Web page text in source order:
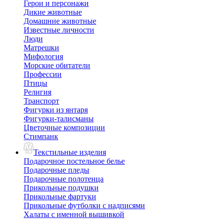
Герои и персонажи
Дикие животные
Домашние животные
Известные личности
Люди
Матрешки
Мифология
Морские обитатели
Профессии
Птицы
Религия
Транспорт
Фигурки из янтаря
Фигурки-талисманы
Цветочные композиции
Стимпанк
Текстильные изделия
Подарочное постельное белье
Подарочные пледы
Подарочные полотенца
Прикольные подушки
Прикольные фартуки
Прикольные футболки с надписями
Халаты с именной вышивкой